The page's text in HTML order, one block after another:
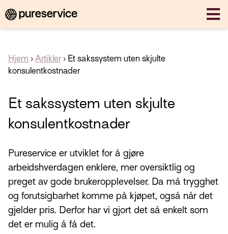
Hjem › Artikler› Et sakssystem uten skjulte
konsulentkostnader
Et sakssystem uten skjulte
konsulentkostnader
Pureservice er utviklet for å gjøre
arbeidshverdagen enklere, mer oversiktlig og
preget av gode brukeropplevelser. Da må trygghet
og forutsigbarhet komme på kjøpet, også når det
gjelder pris. Derfor har vi gjort det så enkelt som
det er mulig å få det.